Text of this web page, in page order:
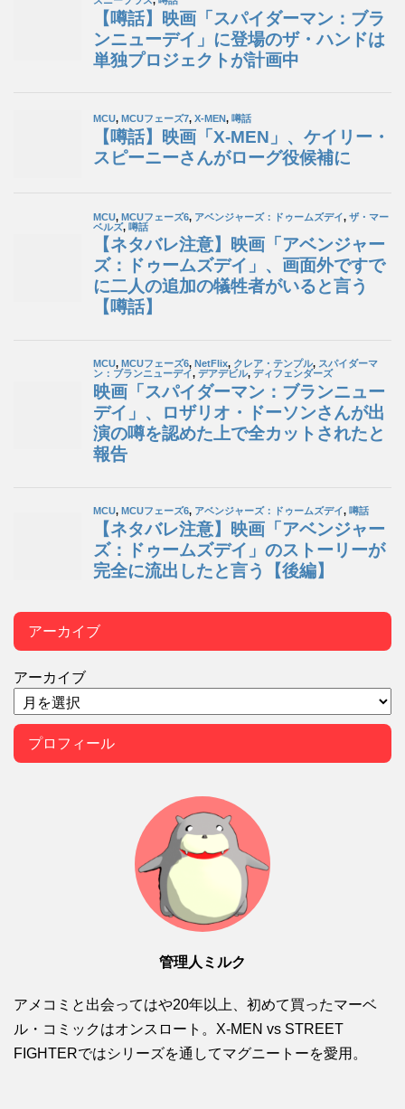
アーカイブ
アーカイブ
プロフィール
管理人ミルク
アメコミと出会ってはや20年以上、初めて買ったマーベ
ル・コミックはオンスロート。X-MEN vs STREET
FIGHTERではシリーズを通してマグニートーを愛用。